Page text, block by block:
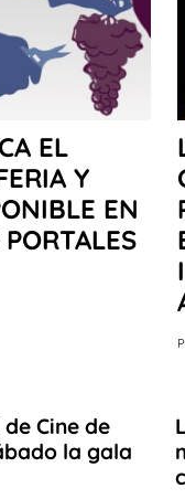
EL
Y
EN
Cine de
la gala